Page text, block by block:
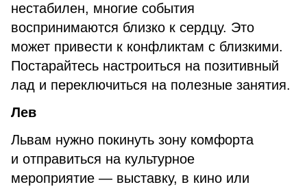
нестабилен, многие события
воспринимаются близко к сердцу. Это
может привести к конфликтам с близкими.
Постарайтесь настроиться на позитивный
лад и переключиться на полезные занятия.
Лев
Львам нужно покинуть зону комфорта
и отправиться на культурное
мероприятие — выставку, в кино или